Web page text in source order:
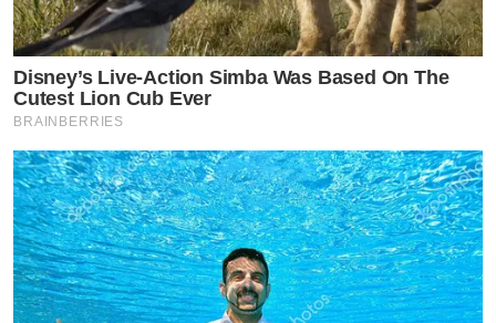
Disney’s Live-Action Simba Was Based On The
Cutest Lion Cub Ever
BRAINBERRIES